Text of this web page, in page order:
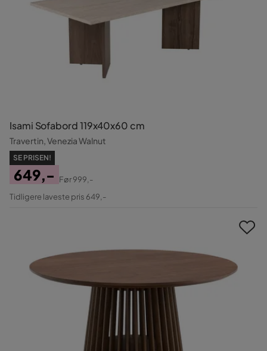
Isami Sofabord 119x40x60 cm
Travertin, Venezia Walnut
SE PRISEN!
Pris
649,-
Original
Før999,-
Tidligere laveste pris 649,-